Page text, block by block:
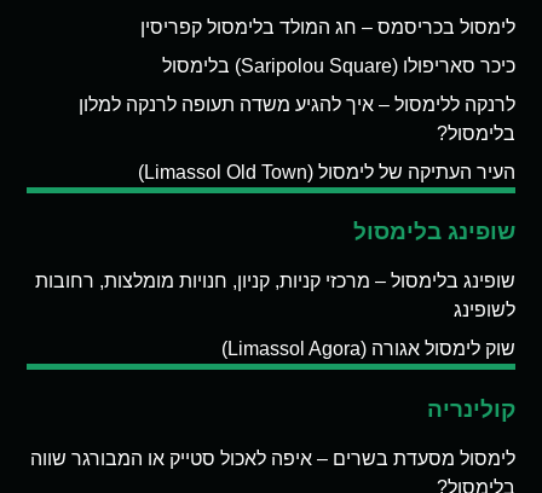
לימסול בכריסמס – חג המולד בלימסול קפריסין
כיכר סאריפולו (Saripolou Square) בלימסול
לרנקה ללימסול – איך להגיע משדה תעופה לרנקה למלון
בלימסול?
העיר העתיקה של לימסול (Limassol Old Town)
שופינג בלימסול
שופינג בלימסול – מרכזי קניות, קניון, חנויות מומלצות, רחובות
לשופינג
שוק לימסול אגורה (Limassol Agora)
קולינריה
לימסול מסעדת בשרים – איפה לאכול סטייק או המבורגר שווה
בלימסול?